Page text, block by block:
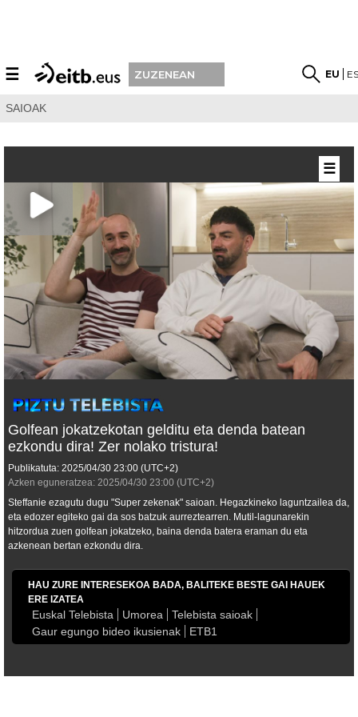
☰ ZUZENEAN EU
SAIOAK
Golfean jokatzekotan gelditu eta denda batean
ezkondu dira! Zer nolako tristura!
Publikatuta: 2025/04/30 23:00 (UTC+2)
Azken eguneratzea: 2025/04/30 23:00 (UTC+2)
Steffanie ezagutu dugu "Super zekenak" saioan. Hegazkineko laguntzailea da,
eta edozer egiteko gai da sos batzuk aurreztearren. Mutil-lagunarekin
hitzordua zuen golfean jokatzeko, baina denda batera eraman du eta
azkenean bertan ezkondu dira.
HAU ZURE INTERESEKOA BADA, BALITEKE BESTE GAI HAUEK
ERE IZATEA
Euskal Telebista Umorea
Telebista saioak
Gaur egungo bideo ikusienak
ETB1
☰